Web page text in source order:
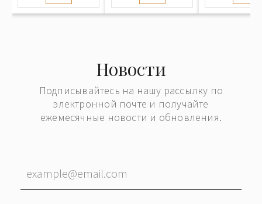
Новости
Подписывайтесь на нашу рассылку по
электронной почте и получайте
ежемесячные новости и обновления.